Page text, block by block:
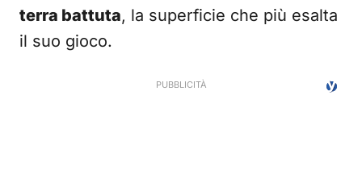
terra battuta, la superficie che più esalta
il suo gioco.